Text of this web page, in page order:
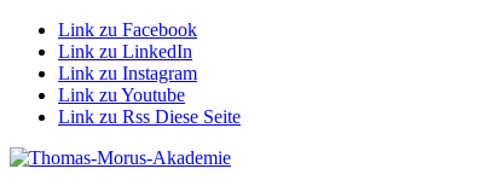
Link zu Facebook
Link zu LinkedIn
Link zu Instagram
Link zu Youtube
Link zu Rss Diese Seite